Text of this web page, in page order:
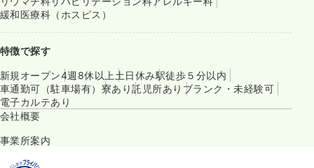
緩和医療科（ホスピス）
特徴で探す
新規オープン4週8休以上 土日休み駅徒歩５分以内
車通勤可（駐車場有） 寮あり託児所あり ブランク・未経験可
電子カルテあり
会社概要
事業所案内